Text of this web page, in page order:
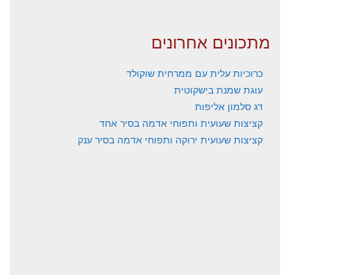
מתכונים אחרונים
כרוכיות עלית עם ממרחית שוקולד
עוגת שמנת בישקוטית
דג סלמון אליפות
קציצות שעועית ותפוחי אדמה בסיר אחד
קציצות שעועית ירוקה ותפוחי אדמה בסיר ענק